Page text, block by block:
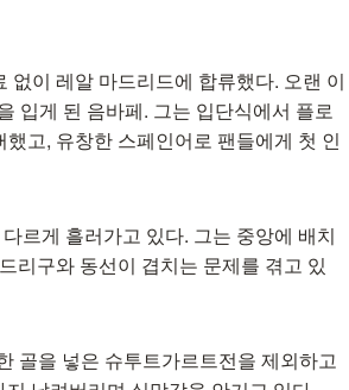
이 레알 마드리드에 합류했다. 오랜 이
입게 된 음바페. 그는 입단식에서 플로
고, 유창한 스페인어로 팬들에게 첫 인
르게 흘러가고 있다. 그는 중앙에 배치
리구와 동선이 겹치는 문제를 겪고 있
골을 넣은 슈투트가르트전을 제외하고